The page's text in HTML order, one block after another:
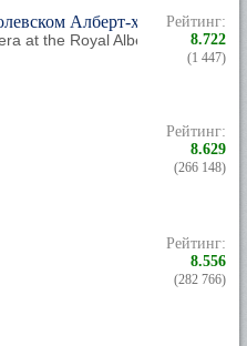
Алберт-холле
at the Royal Albert Hall
Рейтинг:
8.722
(1 447)
Рейтинг:
8.629
(266 148)
Рейтинг:
8.556
(282 766)